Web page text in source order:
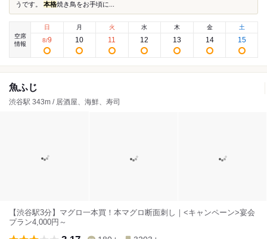
うです。 本格焼き鳥をお手頃に...
空席
情報
日
8/9
月
10
火
11
水
12
木
13
金
14
土
15
魚ふじ
渋谷駅 343m / 居酒屋、海鮮、寿司
【渋谷駅3分】マグロ一本買！本マグロ断面刺し｜<キャンペーン>宴会
プラン4,000円～